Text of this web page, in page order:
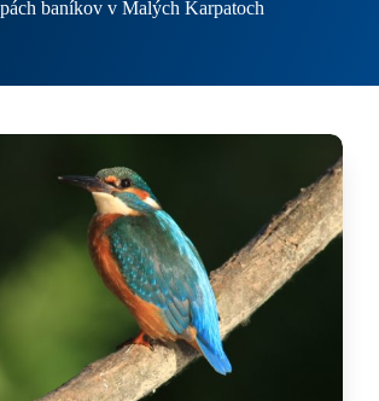
baníkov v Malých Karpatoch